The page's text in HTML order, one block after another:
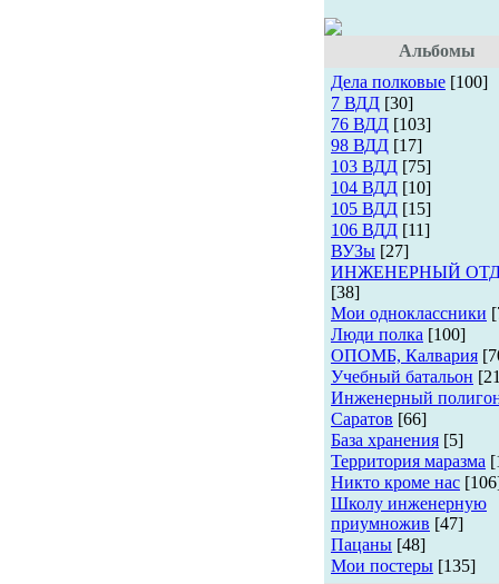
Альбомы
Дела полковые [100]
7 ВДД [30]
76 ВДД [103]
98 ВДД [17]
103 ВДД [75]
104 ВДД [10]
105 ВДД [15]
106 ВДД [11]
ВУЗы [27]
ИНЖЕНЕРНЫЙ
[38]
Мои одноклассники
Люди полка [100]
ОПОМБ, Калвария
Учебный батальон
Инженерный
Саратов [66]
База хранения [5]
Территория маразма
Никто кроме нас
Школу инженерную
приумножив [47]
Пацаны [48]
Мои постеры [135]